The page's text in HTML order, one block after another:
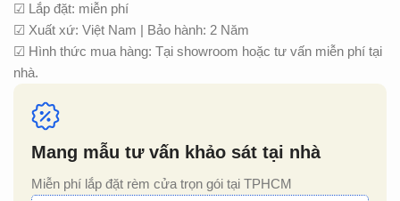
☑ Lắp đặt: miễn phí
☑ Xuất xứ: Việt Nam | Bảo hành: 2 Năm
☑ Hình thức mua hàng: Tại showroom hoặc tư vấn miễn phí tại
nhà.
Mang mẫu tư vấn khảo sát tại nhà
Miễn phí lắp đặt rèm cửa trọn gói tại TPHCM